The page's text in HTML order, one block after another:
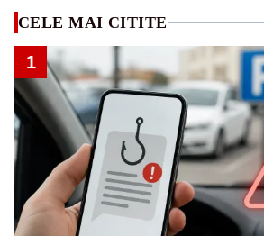
CELE MAI CITITE
1